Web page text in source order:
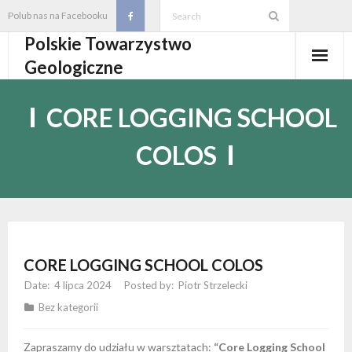
content
Polub nas na Facebooku
Polskie Towarzystwo
Geologiczne
- Statut PTGeol i regulaminy
- - Oddział Górnośląski
- - Sekcja Badań Strukturalnych i Geozagrożeń
- Core Logging School COLOS
Członkostwo
CORE LOGGING SCHOOL
COLOS
CORE LOGGING SCHOOL COLOS
4 lipca 2024
Piotr Strzelecki
Bez kategorii
Zapraszamy do udziału w warsztatach: “Core Logging School